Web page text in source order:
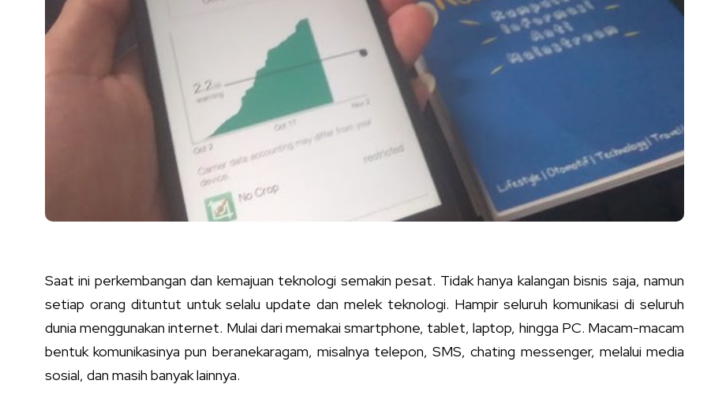
Saat ini perkembangan dan kemajuan teknologi semakin pesat. Tidak hanya kalangan bisnis saja, namun
setiap orang dituntut untuk selalu update dan melek teknologi. Hampir seluruh komunikasi di seluruh
dunia menggunakan internet. Mulai dari memakai smartphone, tablet, laptop, hingga PC. Macam-macam
bentuk komunikasinya pun beranekaragam, misalnya telepon, SMS, chating messenger, melalui media
sosial, dan masih banyak lainnya.